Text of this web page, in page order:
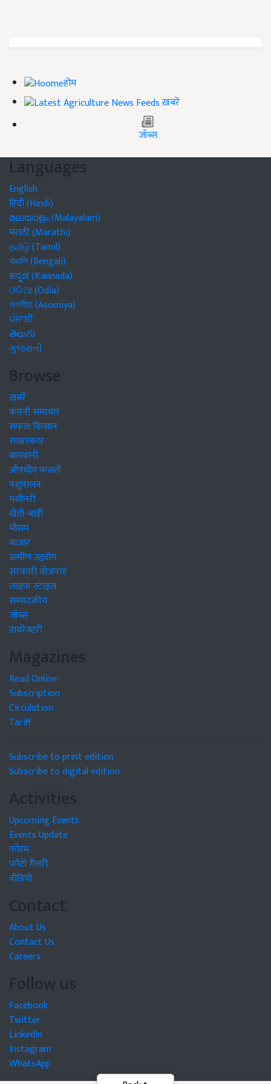
होम
ख़बरें
जॉब्स
Languages
English
हिंदी (Hindi)
മലയാളം (Malayalam)
मराठी (Marathi)
தமிழ் (Tamil)
বাঙালি (Bengali)
ಕನ್ನಡ (Kannada)
ଓଡିଆ (Odia)
অসমীয়া (Asomiya)
ਪੰਜਾਬੀ
తెలుగు
ગુજરાતી
Browse
खबरें
कंपनी समाचार
सफल किसान
साक्षात्कार
बागवानी
औषधीय फसलें
पशुपालन
मशीनरी
खेती-बाड़ी
मौसम
बाजार
ग्रामीण उद्द्योग
सरकारी योजनाएं
लाइफ स्टाइल
सम्पादकीय
जॉब्स
डायरेक्टरी
Magazines
Read Online
Subscription
Circulation
Tariff
Subscribe to print edition
Subscribe to digital edition
Activities
Upcoming Events
Events Update
फोरम
फोटो गैलरी
वीडियो
Contact
About Us
Contact Us
Careers
Follow us
Facebook
Twitter
LinkedIn
Instagram
WhatsApp